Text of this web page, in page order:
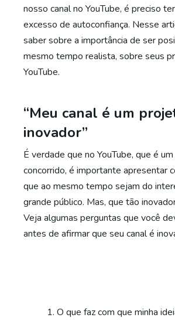
nosso canal no YouTube, é preciso
excesso de autoconfiança. Nesse
saber sobre a importância de ser
mesmo tempo realista, sobre seus
YouTube.
“Meu canal é um
inovador”
É verdade que no YouTube, que é
concorrido, é importante apresentar
que ao mesmo tempo sejam do
grande público. Mas, que tão
Veja algumas perguntas que você
antes de afirmar que seu canal é
O que faz com que minha